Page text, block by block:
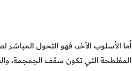
أما الأسلوب الآخر، فهو التحول
المفلطحة التي تكون سقف الجمجمة،